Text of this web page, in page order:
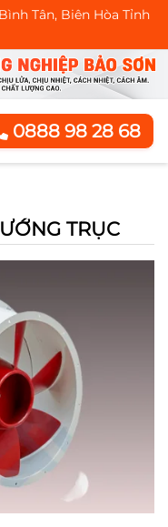
Tân, Biên Hòa Tỉnh
0888 98 28 68
TRỤC